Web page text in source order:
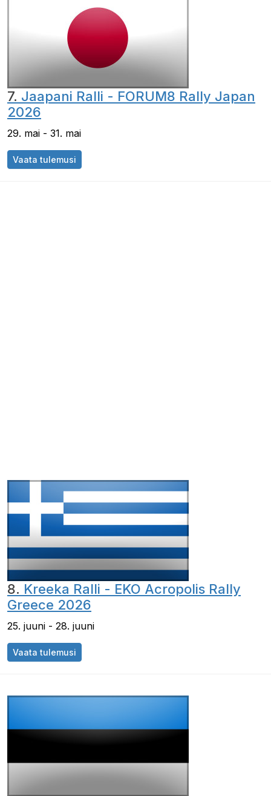
7. Jaapani Ralli - FORUM8 Rally Japan
2026
29. mai - 31. mai
Vaata tulemusi
8. Kreeka Ralli - EKO Acropolis Rally
Greece 2026
25. juuni - 28. juuni
Vaata tulemusi